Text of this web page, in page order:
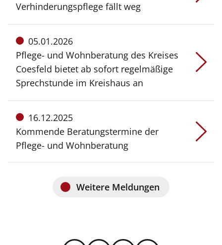
Verhinderungspflege fällt weg
Meldung
vom:
05.01.2026
Pflege- und Wohnberatung des Kreises
Coesfeld bietet ab sofort regelmäßige
Sprechstunde im Kreishaus an
Meldung
vom:
16.12.2025
Kommende Beratungstermine der
Pflege- und Wohnberatung
Weitere Meldungen